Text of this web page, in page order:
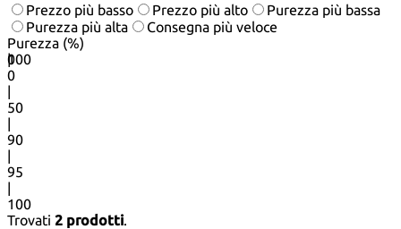
Prezzo più basso Prezzo più alto
Purezza più bassa
Purezza più alta
Consegna più veloce
Purezza (%)
0
100
|
0
|
50
|
90
|
95
|
100
Trovati 2 prodotti.